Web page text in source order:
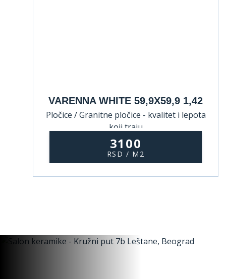
VARENNA WHITE 59,9X59,9 1,42
Pločice / Granitne pločice - kvalitet i lepota
koji traju
3100
RSD / M2